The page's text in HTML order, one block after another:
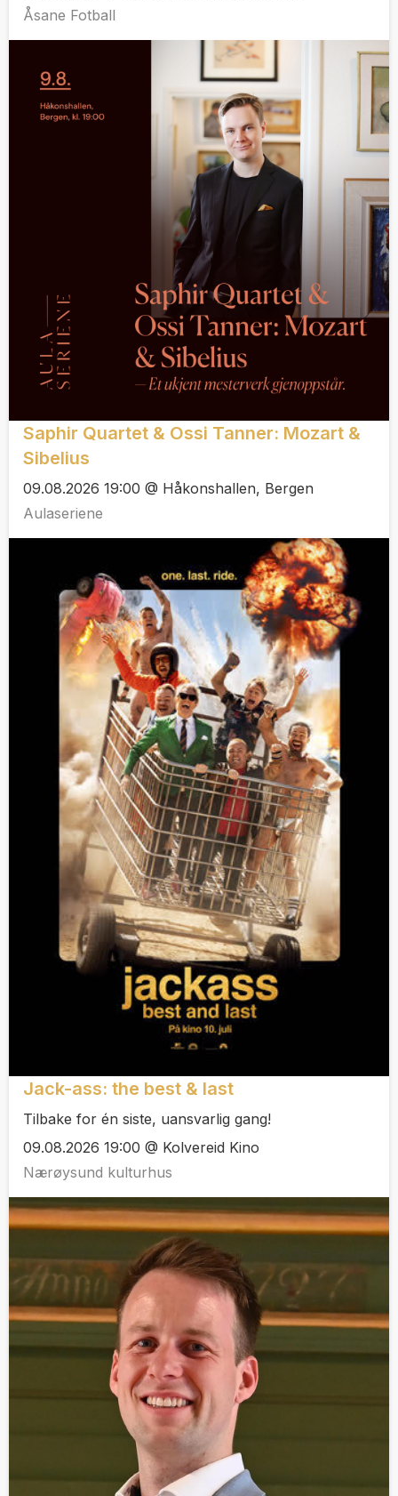
Åsane Fotball
Saphir Quartet & Ossi Tanner: Mozart &
Sibelius
09.08.2026 19:00 @ Håkonshallen, Bergen
Aulaseriene
Jack-ass: the best & last
Tilbake for én siste, uansvarlig gang!
09.08.2026 19:00 @ Kolvereid Kino
Nærøysund kulturhus